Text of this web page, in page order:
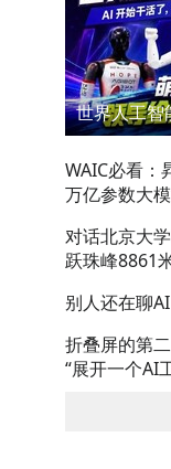
WAIC必看：
万亿参数大
对话北京大
跃珠峰8861
别人还在聊
折叠屏的第
“展开一个AI